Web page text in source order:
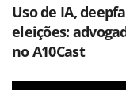
Uso de IA,
eleições:
no A10Cast